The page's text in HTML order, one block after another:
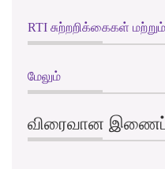
RTI சுற்றறிக்கைகள்
மேலும்
விரைவான